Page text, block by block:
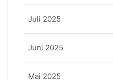
Juli 2025
Juni 2025
Mai 2025